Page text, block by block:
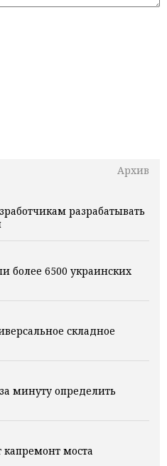
Архив
разрабатывать
более 6500 украинских
складное
минуту определить
капремонт моста